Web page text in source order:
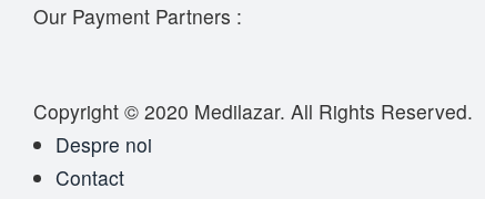
Our Payment Partners :
Copyright © 2020 Medilazar. All Rights Reserved.
Despre noi
Contact